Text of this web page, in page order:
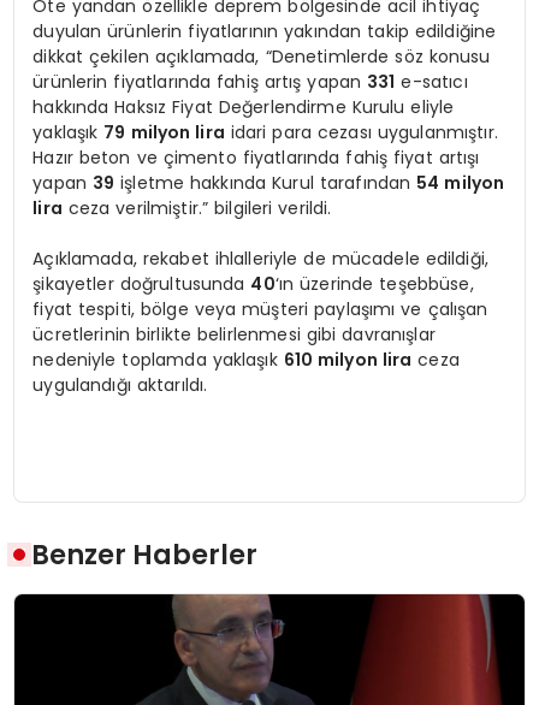
Öte yandan özellikle deprem bölgesinde acil ihtiyaç
duyulan ürünlerin fiyatlarının yakından takip edildiğine
dikkat çekilen açıklamada, “Denetimlerde söz konusu
ürünlerin fiyatlarında fahiş artış yapan 331 e-satıcı
hakkında Haksız Fiyat Değerlendirme Kurulu eliyle
yaklaşık 79 milyon lira idari para cezası uygulanmıştır.
Hazır beton ve çimento fiyatlarında fahiş fiyat artışı
yapan 39 işletme hakkında Kurul tarafından 54 milyon
lira ceza verilmiştir.” bilgileri verildi.
Açıklamada, rekabet ihlalleriyle de mücadele edildiği,
şikayetler doğrultusunda 40‘ın üzerinde teşebbüse,
fiyat tespiti, bölge veya müşteri paylaşımı ve çalışan
ücretlerinin birlikte belirlenmesi gibi davranışlar
nedeniyle toplamda yaklaşık 610 milyon lira ceza
uygulandığı aktarıldı.
Benzer Haberler